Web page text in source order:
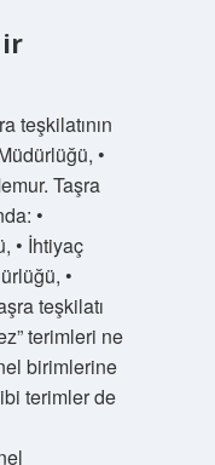
teşkilatının
•
Taşra
•
• İhtiyaç
•
teşkilatı
terimleri ne
birimlerine
terimler de